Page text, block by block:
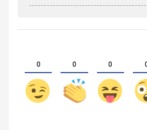
0 0 0